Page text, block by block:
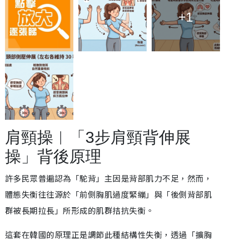
+1
肩頸操︱「3步肩頸背伸展
操」背後原理
許多民眾普遍認為「駝背」主因是背部肌力不足，然而，
體態失衡往往源於「前側胸肌過度緊繃」與「後側背部肌
群被長期拉長」所形成的肌群拮抗失衡。
這套在韓國的原理正是調節此種結構性失衡，透過「擴胸